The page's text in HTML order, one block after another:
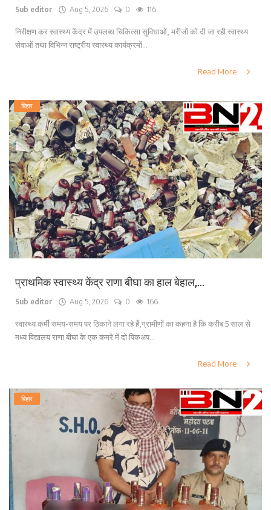
Sub editor Aug 5, 2026 0 116
निरीक्षण कर स्वास्थ्य केंद्र में उपलब्ध चिकित्सा सुविधाओं, मरीजों को दी जा रही स्वास्थ्य
सेवाओं तथा विभिन्न राष्ट्रीय स्वास्थ्य कार्यक्रमों...
Read More
बिहार
प्राथमिक स्वास्थ्य केंद्र राणा बीघा का हाल बेहाल,...
Sub editor Aug 5, 2026 0 166
स्वास्थ्य कर्मी समय-समय पर ठिकाने लगा रहे हैं,ग्रामीणों का कहना है कि करीब 5 साल से
मध्य विद्यालय राणा बीघा के एक कमरे में दो पिकअप...
Read More
बिहार